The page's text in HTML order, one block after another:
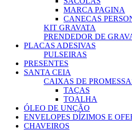
MARCA PAGINA
CANECAS
KIT GRAVATA
PRENDEDOR DE
PLACAS ADESIVAS
PULSEIRAS
PRESENTES
SANTA CEIA
CAIXAS DE
TAÇAS
TOALHA
ÓLEO DE UNÇÃO
ENVELOPES DÍZIMOS E
CHAVEIROS